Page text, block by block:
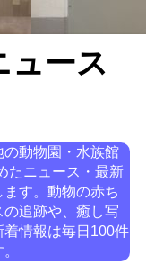
ュース
動物園・水族館
たニュース・最新
す。動物の赤ち
追跡や、癒し写
情報は毎日100件